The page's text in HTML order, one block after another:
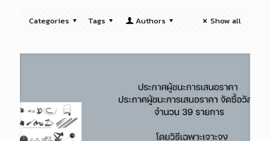
Categories Tags Authors Show all